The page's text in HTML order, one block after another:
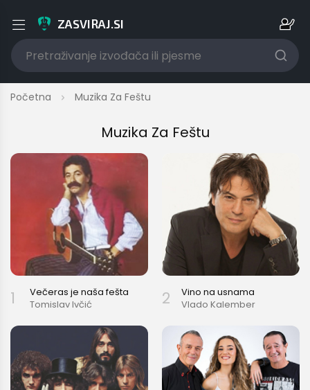
ZASVIRAJ.SI
Prijava/Registracija
Lozinka
Jesi li zaboravio/la lozinku?
Još nemaš račun?
REGISTRIRAJ SE
Početna Muzika Za Feštu
Muzika Za Feštu
1
Večeras je naša fešta
Tomislav Ivčić
2
Vino na usnama
Vlado Kalember